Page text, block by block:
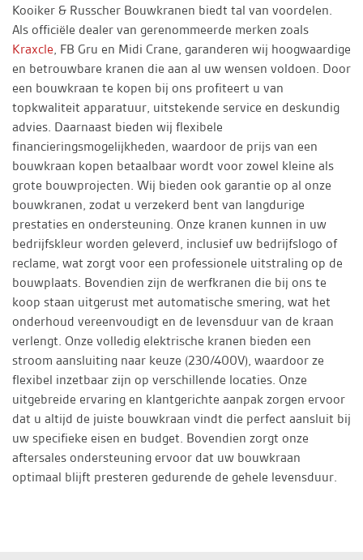
Kooiker & Russcher Bouwkranen biedt tal van voordelen.
Als officiële dealer van gerenommeerde merken zoals
Kraxcle, FB Gru en Midi Crane, garanderen wij hoogwaardige
en betrouwbare kranen die aan al uw wensen voldoen. Door
een bouwkraan te kopen bij ons profiteert u van
topkwaliteit apparatuur, uitstekende service en deskundig
advies. Daarnaast bieden wij flexibele
financieringsmogelijkheden, waardoor de prijs van een
bouwkraan kopen betaalbaar wordt voor zowel kleine als
grote bouwprojecten. Wij bieden ook garantie op al onze
bouwkranen, zodat u verzekerd bent van langdurige
prestaties en ondersteuning. Onze kranen kunnen in uw
bedrijfskleur worden geleverd, inclusief uw bedrijfslogo of
reclame, wat zorgt voor een professionele uitstraling op de
bouwplaats. Bovendien zijn de werfkranen die bij ons te
koop staan uitgerust met automatische smering, wat het
onderhoud vereenvoudigt en de levensduur van de kraan
verlengt. Onze volledig elektrische kranen bieden een
stroom aansluiting naar keuze (230/400V), waardoor ze
flexibel inzetbaar zijn op verschillende locaties. Onze
uitgebreide ervaring en klantgerichte aanpak zorgen ervoor
dat u altijd de juiste bouwkraan vindt die perfect aansluit bij
uw specifieke eisen en budget. Bovendien zorgt onze
aftersales ondersteuning ervoor dat uw bouwkraan
optimaal blijft presteren gedurende de gehele levensduur.